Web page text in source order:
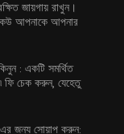
জায়গায় রাখুন।
আপনাকে আপনার
: একটি সমর্থিত
ফি চেক করুন, যেহেতু
জন্য সোয়াপ করুন: